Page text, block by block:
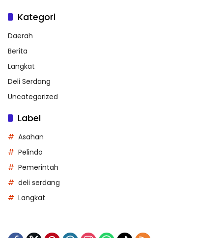
Kategori
Daerah
Berita
Langkat
Deli Serdang
Uncategorized
Label
Asahan
Pelindo
Pemerintah
deli serdang
Langkat